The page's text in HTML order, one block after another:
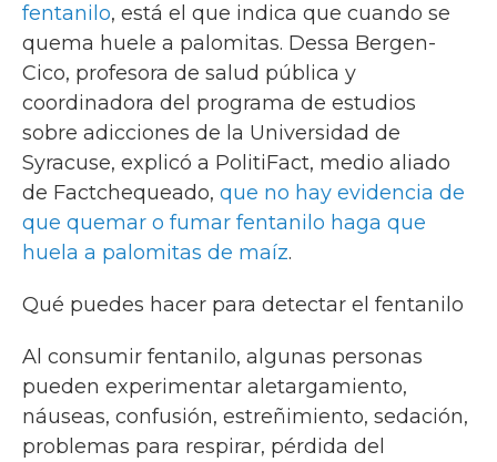
fentanilo, está el que indica que cuando se
quema huele a palomitas. Dessa Bergen-
Cico, profesora de salud pública y
coordinadora del programa de estudios
sobre adicciones de la Universidad de
Syracuse, explicó a PolitiFact, medio aliado
de Factchequeado, que no hay evidencia de
que quemar o fumar fentanilo haga que
huela a palomitas de maíz.
Qué puedes hacer para detectar el fentanilo
Al consumir fentanilo, algunas personas
pueden experimentar aletargamiento,
náuseas, confusión, estreñimiento, sedación,
problemas para respirar, pérdida del